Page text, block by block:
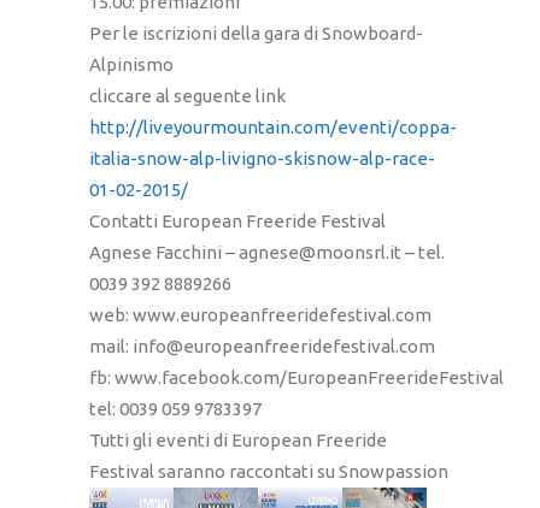
Per le iscrizioni della gara di Snowboard-
Alpinismo
cliccare al seguente link
http://liveyourmountain.com/eventi/coppa-
italia-snow-alp-livigno-skisnow-alp-race-
01-02-2015/
Contatti European Freeride Festival
Agnese Facchini – agnese@moonsrl.it – tel.
0039 392 8889266
web: www.europeanfreeridefestival.com
mail: info@europeanfreeridefestival.com
fb: www.facebook.com/EuropeanFreerideFestival
tel: 0039 059 9783397
Tutti gli eventi di European Freeride
Festival saranno raccontati su Snowpassion